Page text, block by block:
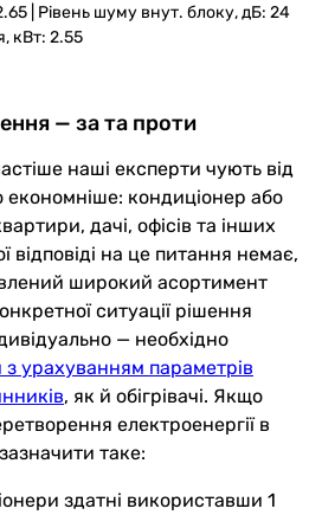
| Рівень шуму внут. блоку, дБ: 24
кВт: 2.55
— за та проти
наші експерти чують від
економніше: кондиціонер або
дачі, офісів та інших
відповіді на це питання немає,
широкий асортимент
ситуації рішення
— необхідно
урахуванням параметрів
, як й обігрівачі. Якщо
електроенергії в
таке:
здатні використавши 1